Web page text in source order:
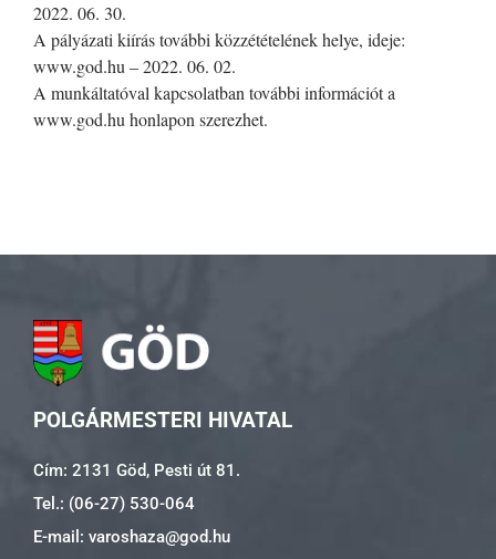
2022. 06. 30.
A pályázati kiírás további közzétételének helye, ideje:
www.god.hu – 2022. 06. 02.
A munkáltatóval kapcsolatban további információt a
www.god.hu honlapon szerezhet.
POLGÁRMESTERI HIVATAL
Cím: 2131 Göd, Pesti út 81.
Tel.: (06-27) 530-064
E-mail: varoshaza@god.hu